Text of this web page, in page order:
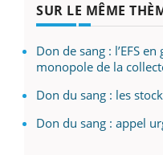
SUR LE MÊME
Don de sang : l’EFS
monopole de la
Don du sang : les
Don du sang : appel